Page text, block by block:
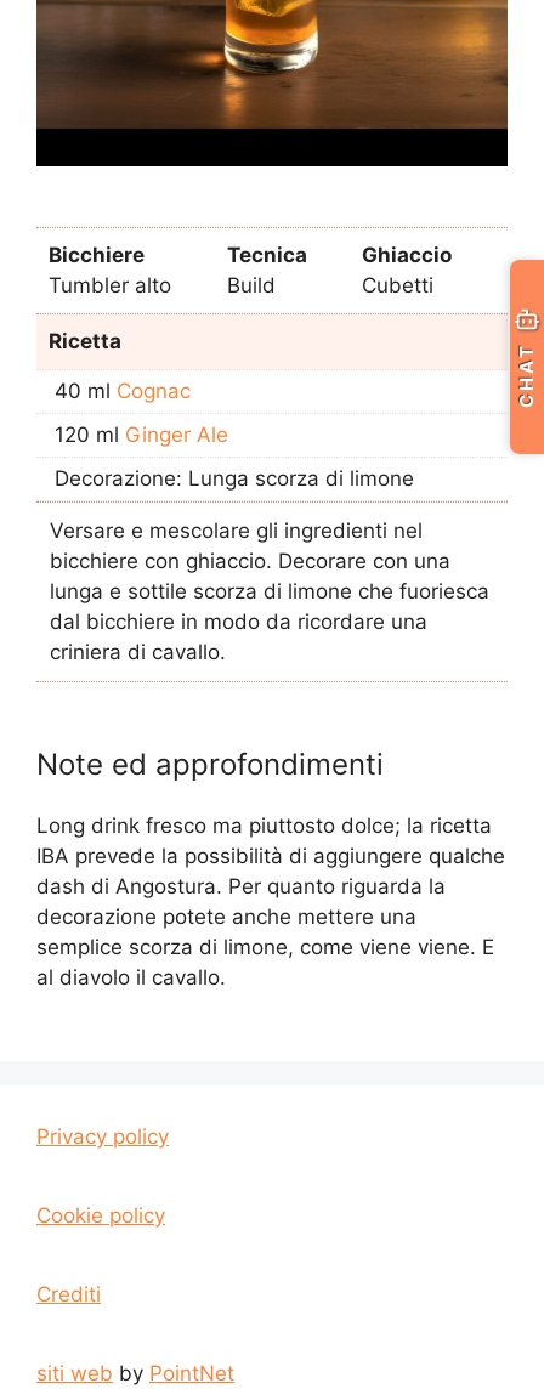
Bicchiere
Tumbler alto
Tecnica
Build
Ghiaccio
Cubetti
Ricetta
40 ml Cognac
120 ml Ginger Ale
Decorazione: Lunga scorza di limone
Versare e mescolare gli ingredienti nel
bicchiere con ghiaccio. Decorare con una
lunga e sottile scorza di limone che fuoriesca
dal bicchiere in modo da ricordare una
criniera di cavallo.
Note ed approfondimenti
Long drink fresco ma piuttosto dolce; la ricetta
IBA prevede la possibilità di aggiungere qualche
dash di Angostura. Per quanto riguarda la
decorazione potete anche mettere una
semplice scorza di limone, come viene viene. E
al diavolo il cavallo.
Privacy policy
Cookie policy
Crediti
siti web by PointNet
CHAT